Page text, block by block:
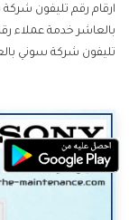
ارقام رقم تليفون شركة
بالعاشر خدمة عملاء
تليفون شركة سوني